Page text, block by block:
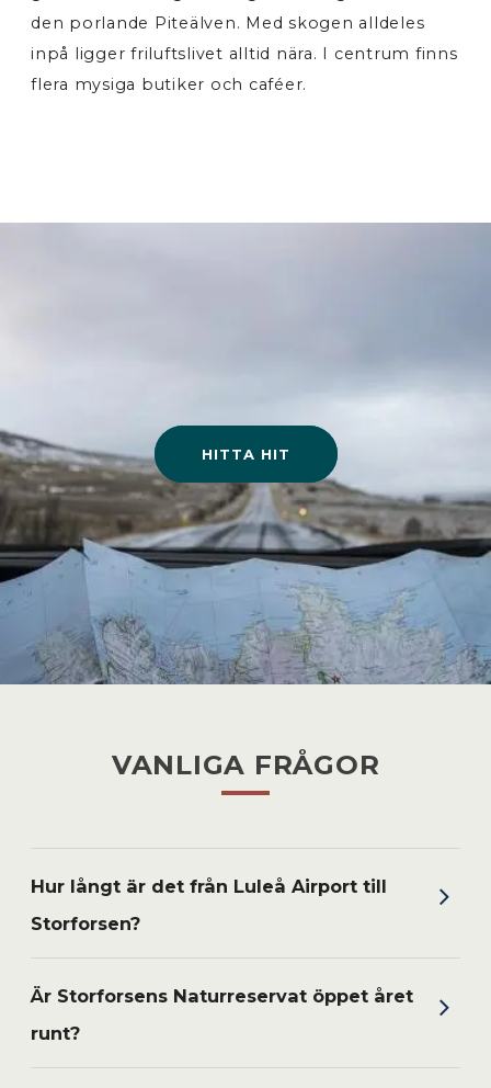
den porlande Piteälven. Med skogen alldeles
inpå ligger friluftslivet alltid nära. I centrum finns
flera mysiga butiker och caféer.
HITTA HIT
VANLIGA FRÅGOR
Hur långt är det från Luleå Airport till
Storforsen?
Är Storforsens Naturreservat öppet året
runt?
Ja, det är öppet året runt! Vid vissa evenemang
kan dock delar av naturreservatet vara stängt.